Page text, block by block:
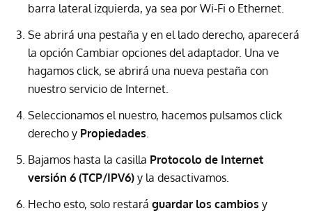
barra lateral izquierda, ya sea por Wi-Fi o Ethernet.
Se abrirá una pestaña y en el lado derecho, aparecerá
la opción Cambiar opciones del adaptador. Una ve
hagamos click, se abrirá una nueva pestaña con
nuestro servicio de Internet.
Seleccionamos el nuestro, hacemos pulsamos click
derecho y Propiedades
Bajamos hasta la casilla Protocolo de Internet
versión 6 (TCP/IPV6) y la desactivamos.
Hecho esto, solo restará guardar los cambios y